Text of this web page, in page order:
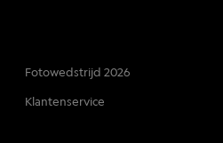
Fotowedstrijd 2026
Klantenservice